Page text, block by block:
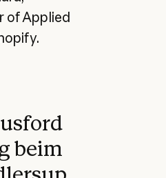
of Applied
beim